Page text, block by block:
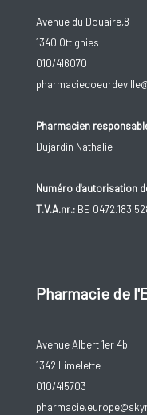
Avenue du Douaire,8
1340 Ottignies
010/416070
Pharmacien
Dujardin Nathalie
Numéro d'autorisation
T.V.A.nr.:BE
Pharmacie de
Avenue Albert 1er 4b
1342 Limelette
010/415703